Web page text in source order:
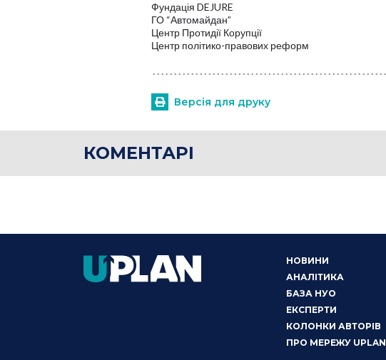
Фундація DEJURE
ГО “Автомайдан”
Центр Протидії Корупції
Центр політико-правових реформ
Версія для друку
КОМЕНТАРІ
НОВИНИ
АНАЛІТИКА
БАЗА НУО
ЕКСПЕРТИ
КОЛОНКИ АВТОРІВ
ПРО МЕРЕЖУ UPLAN